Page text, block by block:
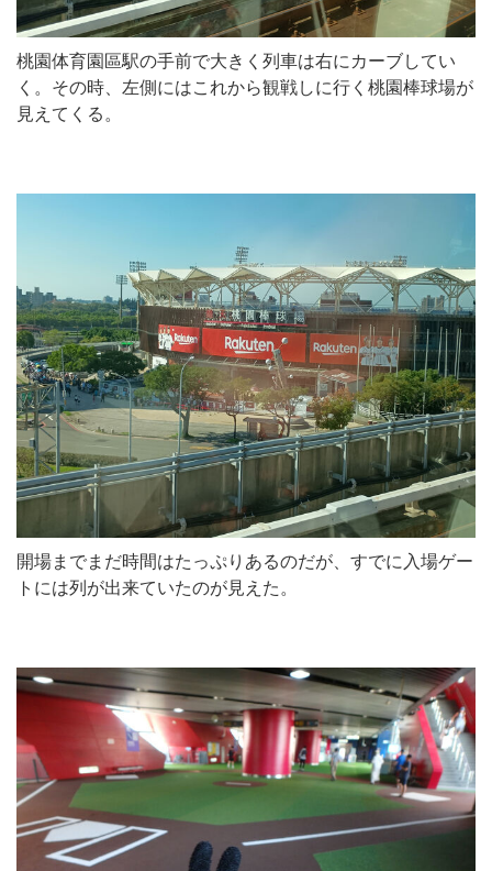
桃園体育園區駅の手前で大きく列車は右にカーブしてい
く。その時、左側にはこれから観戦しに行く桃園棒球場が
見えてくる。
開場までまだ時間はたっぷりあるのだが、すでに入場ゲー
トには列が出来ていたのが見えた。